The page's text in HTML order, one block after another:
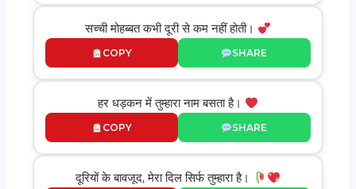
सच्ची मोहब्बत कभी दूरी से कम नहीं होती।
COPY SHARE
हर धड़कन में तुम्हारा नाम बसता है।
COPY SHARE
दूरियों के बावजूद, मेरा दिल सिर्फ तुम्हारा है।